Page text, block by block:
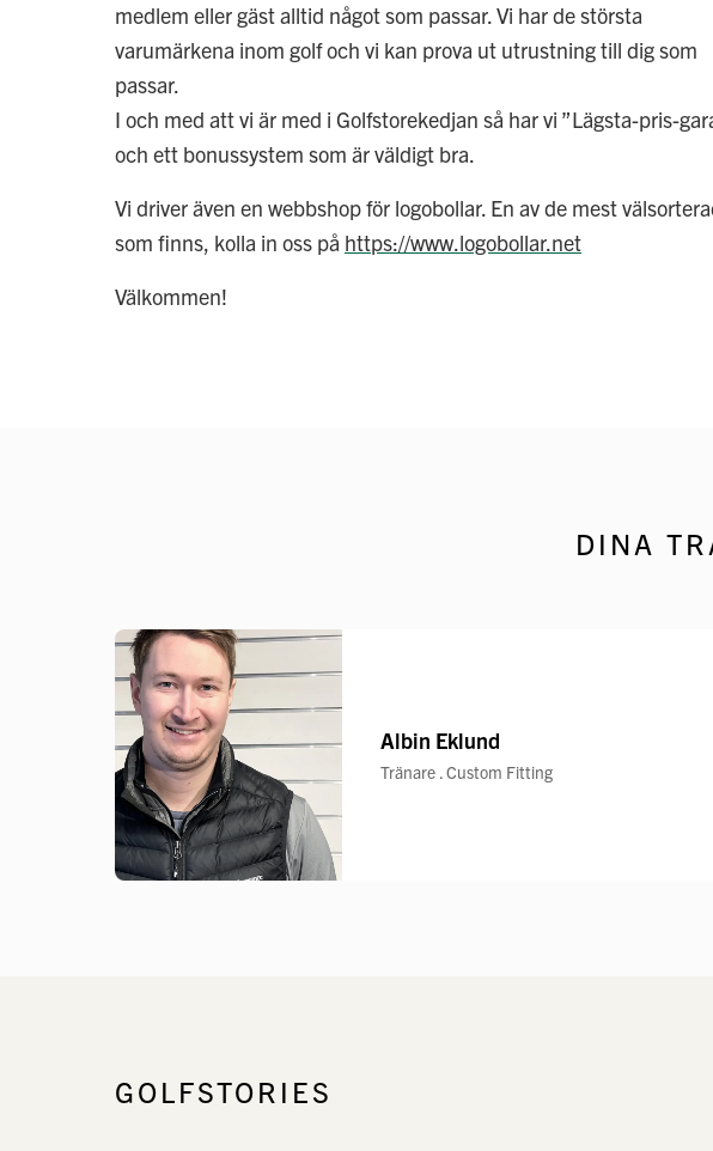
medlem eller gäst alltid något som passar. Vi har de största
varumärkena inom golf och vi kan prova ut utrustning till dig som
passar.
I och med att vi är med i Golfstorekedjan så har vi ”Lägsta-pris-
och ett bonussystem som är väldigt bra.
Vi driver även en webbshop för logobollar. En av de mest
som finns, kolla in oss på https://www.logobollar.net
Välkommen!
DINA
Albin Eklund
Tränare . Custom Fitting
GOLFSTORIES